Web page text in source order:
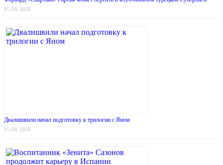
05.08.2026
Двалишвили начал подготовку к трилогии с Яном
05.08.2026